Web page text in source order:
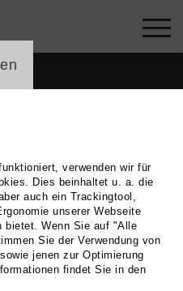
verwenden wir für
Dies beinhaltet u. a. die
auch ein Trackingtool,
unserer Webseite
bietet. Wenn Sie auf "Alle
Sie der Verwendung von
jenen zur Optimierung
findet Sie in den